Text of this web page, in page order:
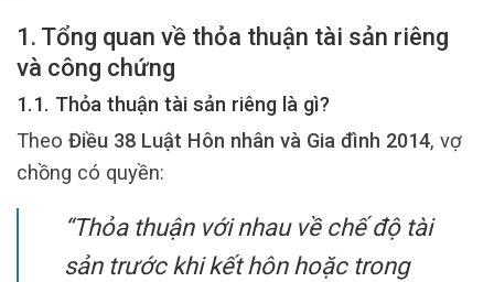
1. Tổng quan về thỏa thuận tài sản riêng
và công chứng
1.1. Thỏa thuận tài sản riêng là gì?
Theo Điều 38 Luật Hôn nhân và Gia đình 2014, vợ
chồng có quyền:
“Thỏa thuận với nhau về chế độ tài
sản trước khi kết hôn hoặc trong